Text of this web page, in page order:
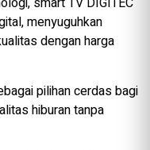
menyuguhkan
dengan harga
pilihan cerdas bagi
hiburan tanpa